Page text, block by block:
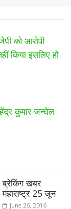
को आरोपी
किया इसलिए हो
कुमार जन्घेल
ब्रेकिंग खबर
महाराष्ट्र 25 जून
June 26, 2016